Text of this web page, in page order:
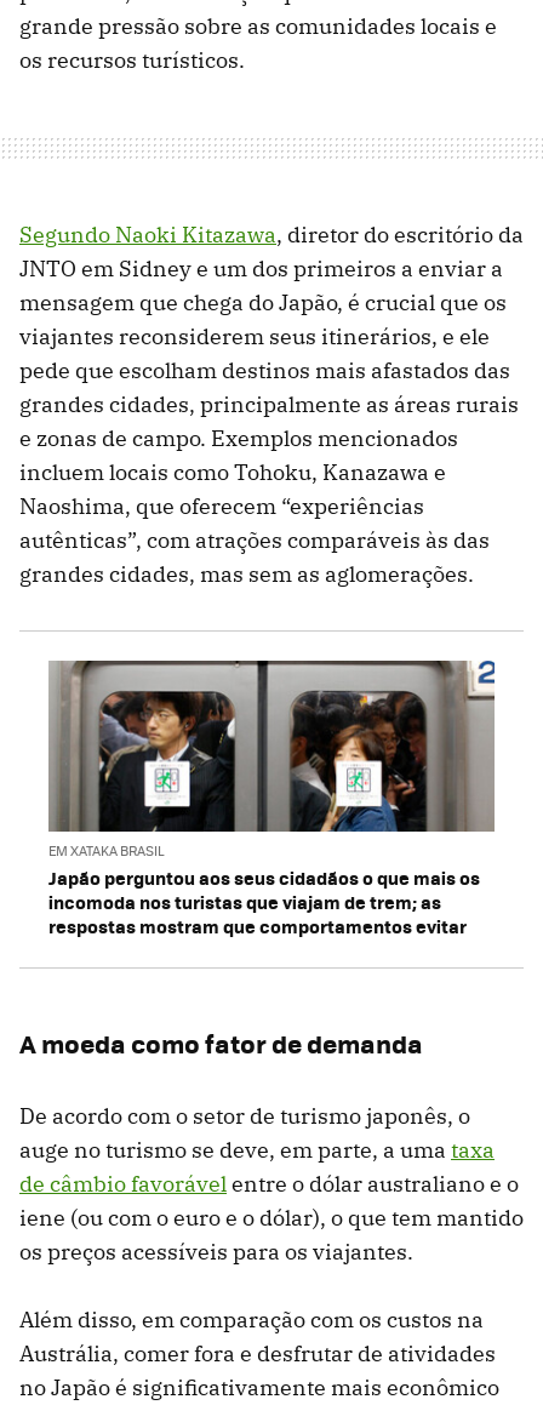
grande pressão sobre as comunidades locais e
os recursos turísticos.
Segundo Naoki Kitazawa, diretor do escritório da
JNTO em Sidney e um dos primeiros a enviar a
mensagem que chega do Japão, é crucial que os
viajantes reconsiderem seus itinerários, e ele
pede que escolham destinos mais afastados das
grandes cidades, principalmente as áreas rurais
e zonas de campo. Exemplos mencionados
incluem locais como Tohoku, Kanazawa e
Naoshima, que oferecem “experiências
autênticas”, com atrações comparáveis às das
grandes cidades, mas sem as aglomerações.
EM XATAKA BRASIL
Japão perguntou aos seus cidadãos o que mais os
incomoda nos turistas que viajam de trem; as
respostas mostram que comportamentos evitar
A moeda como fator de demanda
De acordo com o setor de turismo japonês, o
auge no turismo se deve, em parte, a uma taxa
de câmbio favorávelentre o dólar australiano e o
iene (ou com o euro e o dólar), o que tem mantido
os preços acessíveis para os viajantes.
Além disso, em comparação com os custos na
Austrália, comer fora e desfrutar de atividades
no Japão é significativamente mais econômico